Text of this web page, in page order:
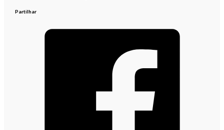
Partilhar